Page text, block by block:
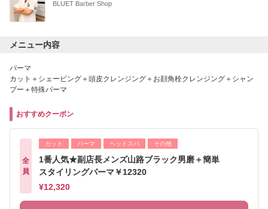
BLUET Barber Shop
メニュー内容
パーマ
カット＋シェービング＋頭皮クレンジング＋お顔角栓クレンジング＋シャン
プー＋特殊パーマ
おすすめクーポン
全
員
カット パーマ ヘッドスパ その他
1番人気★副店長メンズ山路ブラック男磨＋簡単
スタイリングパーマ￥12320
¥12,320